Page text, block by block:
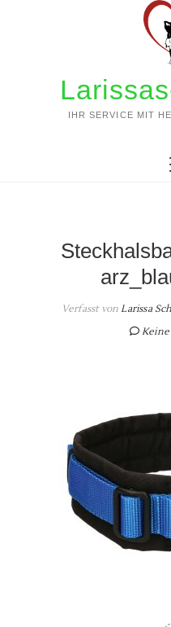
IHR SERVICE MIT
Verfasst von Larissa